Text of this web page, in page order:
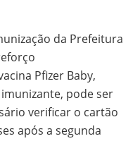
da Prefeitura
Pfizer Baby,
pode ser
verificar o cartão
após a segunda